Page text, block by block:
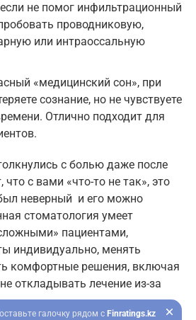
не помог инфильтрационный
проводниковую,
или интраоссальную
«медицинский сон», при
сознание, но не чувствуете
Отлично подходит для
с болью даже после
что с вами «что-то не так», это
неверный и его можно
стоматология умеет
пациентами,
индивидуально, менять
комфортные решения, включая
откладывать лечение из-за
галочку рядом с Finratings.kz